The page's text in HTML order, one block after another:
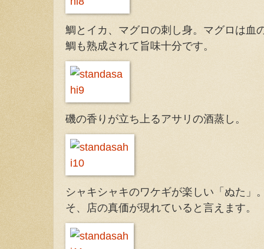
鯛とイカ、マグロの刺し身。マグロは血
鯛も熟成されて旨味十分です。
磯の香りが立ち上るアサリの酒蒸し。
シャキシャキのワケギが楽しい「ぬた」
そ、店の真価が現れていると言えます。